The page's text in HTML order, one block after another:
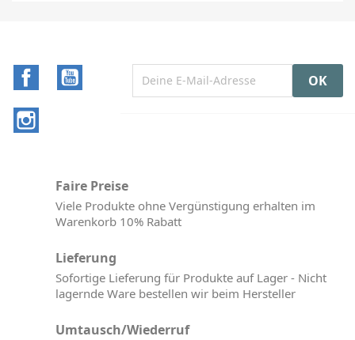
Facebook
Faire Preise
Viele Produkte ohne Vergünstigung erhalten im
Warenkorb 10% Rabatt
Lieferung
Sofortige Lieferung für Produkte auf Lager - Nicht
lagernde Ware bestellen wir beim Hersteller
Umtausch/Wiederruf